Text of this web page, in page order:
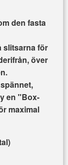
den fasta
slitsarna för
över
en "Box-
maximal